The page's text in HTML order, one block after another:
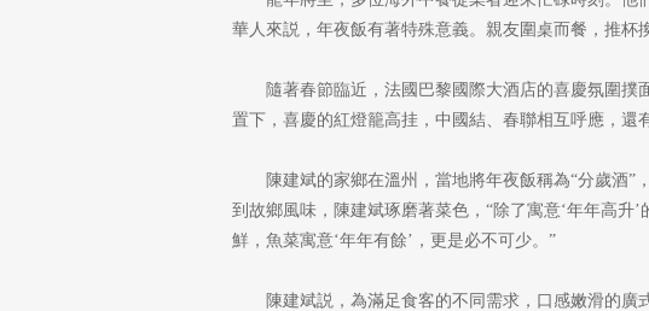
華人來説，年夜飯有著特殊意義。親友圍桌而餐，推杯
隨著春節臨近，法國巴黎國際大酒店的喜慶氛圍
置下，喜慶的紅燈籠高挂，中國結、春聯相互呼應，還
陳建斌的家鄉在溫州，當地將年夜飯稱為“分歲酒
到故鄉風味，陳建斌琢磨著菜色，“除了寓意‘年年高升
鮮，魚菜寓意‘年年有餘’，更是必不可少。”
陳建斌説，為滿足食客的不同需求，口感嫩滑的